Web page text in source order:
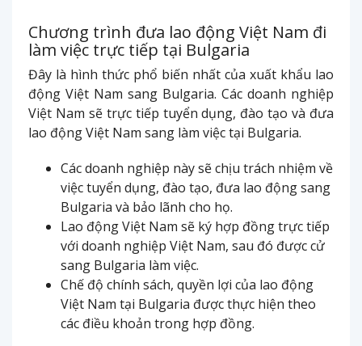
Chương trình đưa lao động Việt Nam đi
làm việc trực tiếp tại Bulgaria
Đây là hình thức phổ biến nhất của xuất khẩu lao
động Việt Nam sang Bulgaria. Các doanh nghiệp
Việt Nam sẽ trực tiếp tuyển dụng, đào tạo và đưa
lao động Việt Nam sang làm việc tại Bulgaria.
Các doanh nghiệp này sẽ chịu trách nhiệm về
việc tuyển dụng, đào tạo, đưa lao động sang
Bulgaria và bảo lãnh cho họ.
Lao động Việt Nam sẽ ký hợp đồng trực tiếp
với doanh nghiệp Việt Nam, sau đó được cử
sang Bulgaria làm việc.
Chế độ chính sách, quyền lợi của lao động
Việt Nam tại Bulgaria được thực hiện theo
các điều khoản trong hợp đồng.